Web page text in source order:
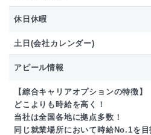
休日休暇
土日(会社カレンダー)
アピール情報
【綜合キャリアオプションの特徴】
どこよりも時給を高く！
当社は全国各地に拠点多数！
同じ就業場所において時給No.1を目